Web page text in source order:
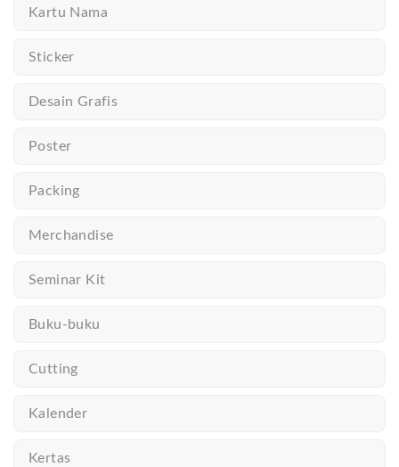
Kartu Nama
Sticker
Desain Grafis
Poster
Packing
Merchandise
Seminar Kit
Buku-buku
Cutting
Kalender
Kertas